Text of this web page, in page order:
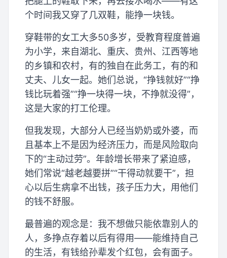
个时间我又穿了几双鞋，能挣一块钱。
穿鞋带的女工大多50多岁，受教育程度普遍
为小学，来自湖北、重庆、贵州、江西等地
的乡镇和农村，有的独自在此务工，有的和
丈夫、儿女一起。她们总说，“挣钱就好”“挣
钱比玩着强”“挣一块得一块，不挣就没得”，
这是大家的打工伦理。
但我发现，大部分人已经当奶奶或外婆，而
且基本上不是因为经济压力，而是风险取向
下的“主动过劳”。年龄增长带来了紧迫感，
她们常说“越老越要拼”“干得动就要干”，担
心以后生病拿不出钱，孩子压力大，用他们
的钱不舒服。
最普遍的观念是：我不想做只能依靠别人的
人，多挣点存着以后有得用——能维持自己
的生活，有钱给孙辈发个红包，会有面子。